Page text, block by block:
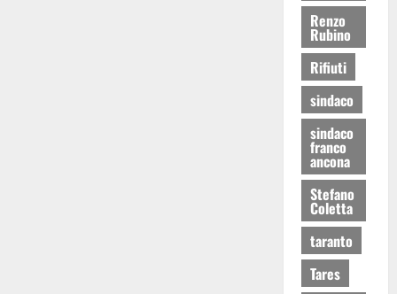
Renzo
Rubino
Rifiuti
sindaco
sindaco
franco
ancona
Stefano
Coletta
taranto
Tares